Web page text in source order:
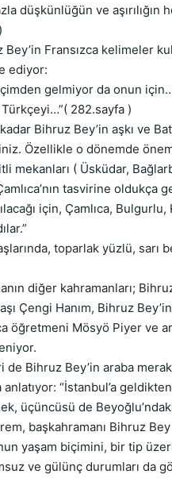
düşkünlüğün ve
Fransızca kelimeler
ediyor:
gelmiyor da onun
282.sayfa )
Bihruz Bey’in aşkı ve
Özellikle o dönemde
mekanları ( Üsküdar,
tasvirine
için, Çamlıca,
toparlak yüzlü, sarı
diğer kahramanları;
Çengi Hanım, Bihruz
öğretmeni Mösyö Piyer ve
Bihruz Bey’in araba
anlatıyor: “İstanbul’a
üçüncüsü de
başkahramanı Bihruz
yaşam biçimini, bir tip
ve gülünç durumları da